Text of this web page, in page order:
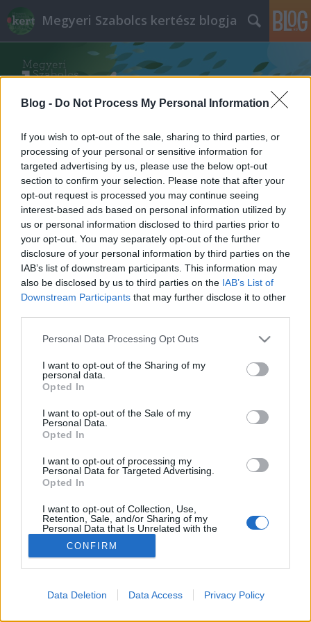
Blog - Do Not Process My Personal Information
If you wish to opt-out of the sale, sharing to third parties, or
processing of your personal or sensitive information for
targeted advertising by us, please use the below opt-out
section to confirm your selection. Please note that after your
opt-out request is processed you may continue seeing
interest-based ads based on personal information utilized by
us or personal information disclosed to third parties prior to
your opt-out. You may separately opt-out of the further
disclosure of your personal information by third parties on the
IAB’s list of downstream participants. This information may
also be disclosed by us to third parties on the IAB’s List of
Downstream Participants that may further disclose it to other
Please note that this website/app uses one or more Google
not limited to your visit or usage behaviour. You may click to
grant or deny consent to Google and its third-party tags to
use your data for below specified purposes in below Google
consent section.
Personal Data Processing Opt Outs
I want to opt-out of the Sharing of my
personal data.
Opted In
I want to opt-out of the Sale of my
Personal Data.
Opted In
I want to opt-out of processing my
Personal Data for Targeted Advertising.
Opted In
I want to opt-out of Collection, Use,
Retention, Sale, and/or Sharing of my
Personal Data that Is Unrelated with the
Purposes for which it was collected.
Opted Out
I want to allow Google to enable storage
related to advertising like cookies on web or
CONFIRM
Data Deletion Data Access Privacy Policy
Megyeri Szabolcs kertész blogja
Címkék»utcai_ültetés
Hier geht's uns gut!
Megyeri Szabolcs• 2013. június 29.
Az országhatárok igazából csak képzeletbeli
vonalak, főleg, mióta az Unió tagjai vagyunk, mégis,
akinek volt már alkalma nyugat felé elhagyni
Magyarországot, láthatta, hogy ezek a képzeletbeli
A gerillakertészet kritikája
Megyeri Szabolcs•
Közös lónak túros a háta - tartja a mondás, és ez
bizony a legtöbb esetben igaz. Az egyik legnagyobb
a kerület, sőt maga a város, vagyis azok a
közterületek, melyeket mindannyian használunk, de